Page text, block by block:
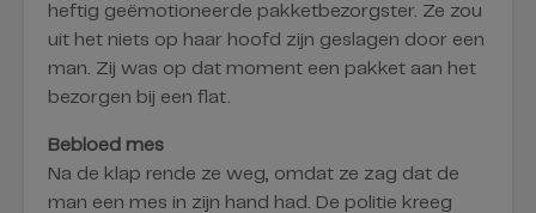
heftig geëmotioneerde pakketbezorgster. Ze zou
uit het niets op haar hoofd zijn geslagen door een
man. Zij was op dat moment een pakket aan het
bezorgen bij een flat.
Bebloed mes
Na de klap rende ze weg, omdat ze zag dat de
man een mes in zijn hand had. De politie kreeg